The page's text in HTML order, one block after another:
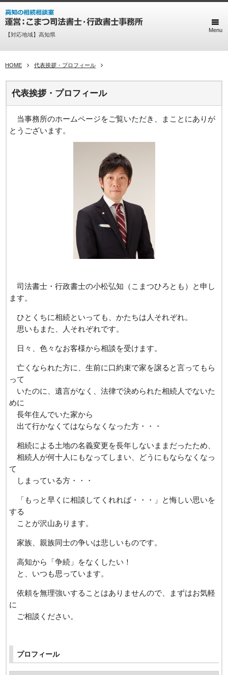
【対応地域】高知県
Menu
HOME 代表挨拶・プロフィール
代表挨拶・プロフィール
当事務所のホームページをご覧いただき、まことにありが
とうございます。
司法書士・行政書士の小松弘知（こまつひろとも）と申し
ます。
ひとくちに相続といっても、かたちは人それぞれ。
思いもまた、人それぞれです。
日々、色々なお客様から相談を受けます。
亡くなられた方に、生前に口約束で家を譲ると言ってもら
って
いたのに、遺言がなく、法律で決められた相続人でないた
めに
長年住んでいた家から
出て行かなくてはならなくなった方・・・
相続による土地の名義変更を長年しないままだったため、
相続人が何十人にもなってしまい、どうにもならなくなっ
て
しまっている方・・・
「もっと早くに相談してくれれば・・・」と悔しい思いを
する
ことが沢山あります。
家族、親族同士の争いは悲しいものです。
高知から「争続」をなくしたい！
と、いつも思っています。
依頼を無理強いすることはありませんので、まずはお気軽
に
ご相談ください。
プロフィール